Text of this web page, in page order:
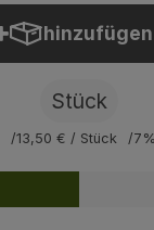
hinzufügen
Produkt
Stück
13,50 € / Stück
Rezepte